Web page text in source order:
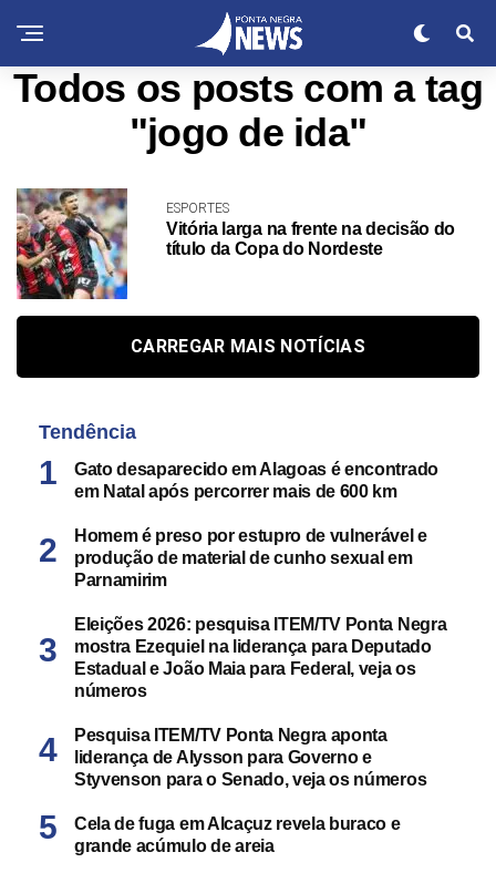
Todos os posts com a tag
"jogo de ida"
ESPORTES
Vitória larga na frente na decisão do
título da Copa do Nordeste
CARREGAR MAIS NOTÍCIAS
Tendência
Gato desaparecido em Alagoas é encontrado
em Natal após percorrer mais de 600 km
Homem é preso por estupro de vulnerável e
produção de material de cunho sexual em
Parnamirim
Eleições 2026: pesquisa ITEM/TV Ponta Negra
mostra Ezequiel na liderança para Deputado
Estadual e João Maia para Federal, veja os
números
Pesquisa ITEM/TV Ponta Negra aponta
liderança de Alysson para Governo e
Styvenson para o Senado, veja os números
Cela de fuga em Alcaçuz revela buraco e
grande acúmulo de areia